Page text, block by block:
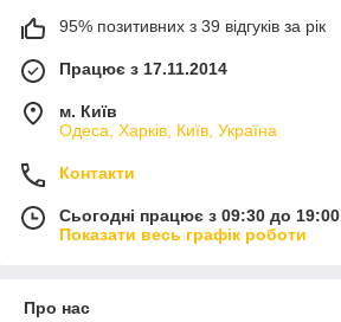
95% позитивних з 39 відгуків за рік
Працює з 17.11.2014
м. Київ
Одеса, Харків, Київ, Україна
Контакти
Сьогодні працює з 09:30 до 19:00
Показати весь графік роботи
Про нас